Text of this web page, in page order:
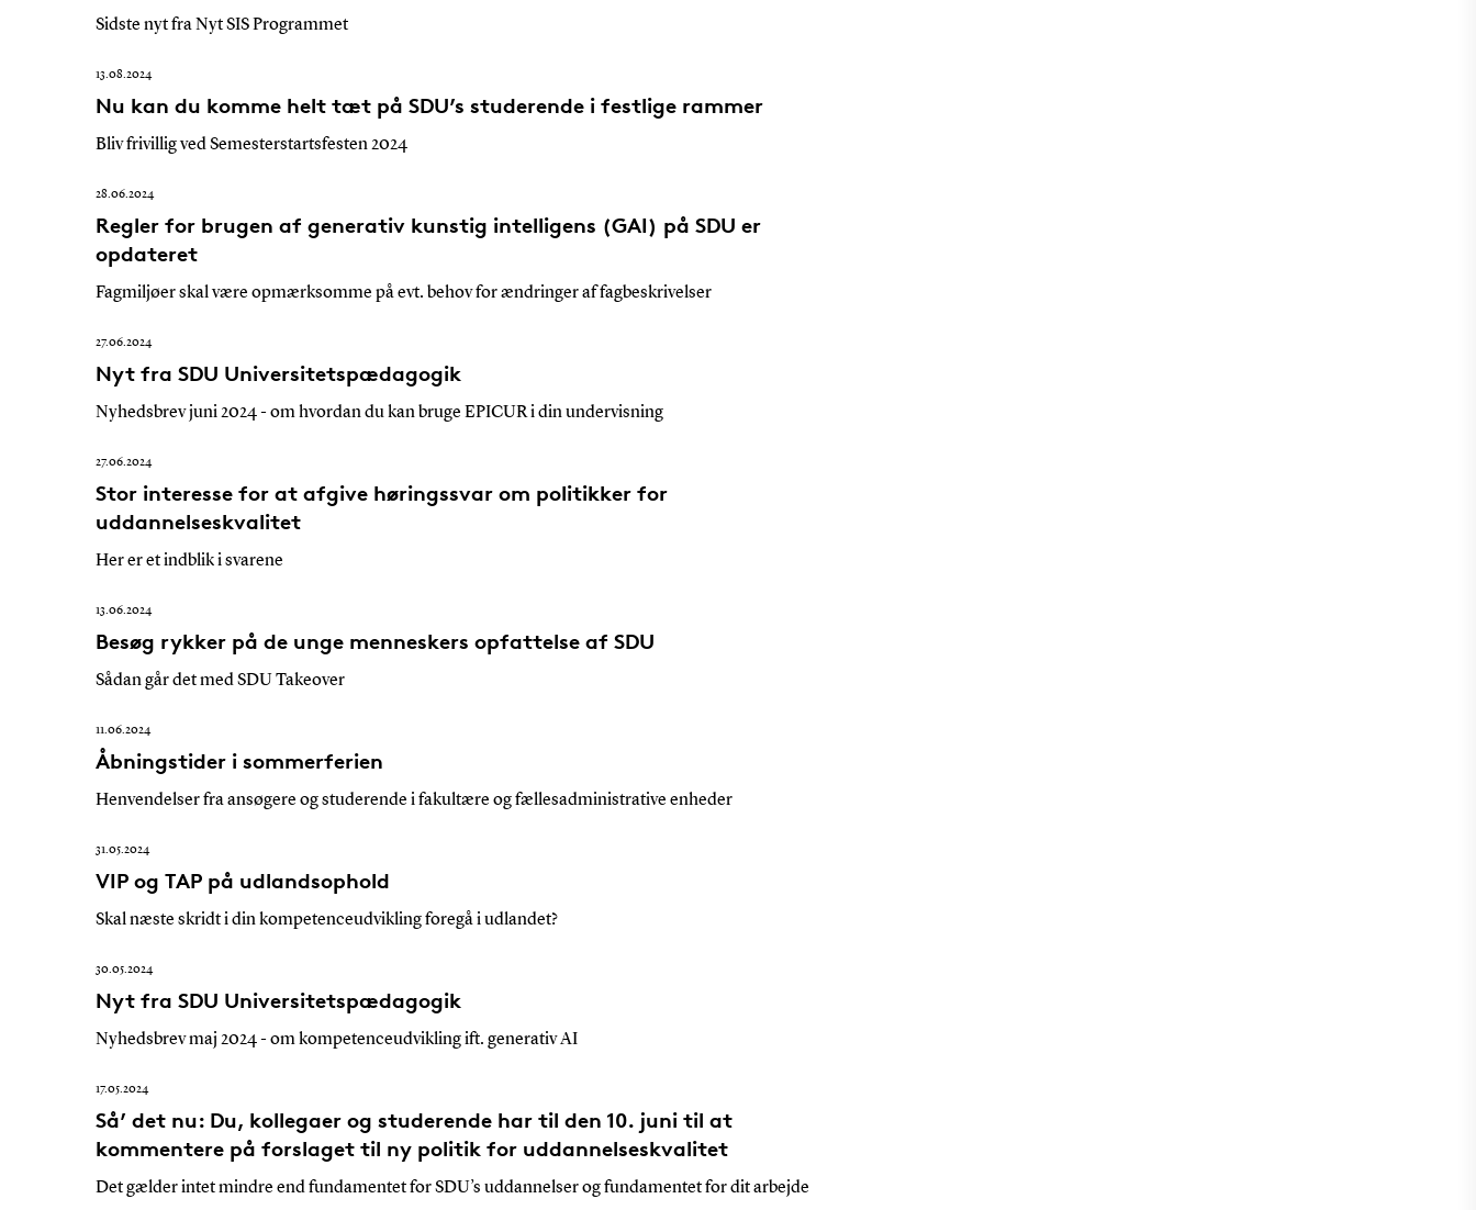
Sidste nyt fra Nyt SIS Programmet
13.08.2024
Nu kan du komme helt tæt på SDU’s studerende i festlige rammer
Bliv frivillig ved Semesterstartsfesten 2024
28.06.2024
Regler for brugen af generativ kunstig intelligens (GAI) på SDU er
opdateret
Fagmiljøer skal være opmærksomme på evt. behov for ændringer af fagbeskrivelser
27.06.2024
Nyt fra SDU Universitetspædagogik
Nyhedsbrev juni 2024 - om hvordan du kan bruge EPICUR i din undervisning
27.06.2024
Stor interesse for at afgive høringssvar om politikker for
uddannelseskvalitet
Her er et indblik i svarene
13.06.2024
Besøg rykker på de unge menneskers opfattelse af SDU
Sådan går det med SDU Takeover
11.06.2024
Åbningstider i sommerferien
Henvendelser fra ansøgere og studerende i fakultære og fællesadministrative enheder
31.05.2024
VIP og TAP på udlandsophold
Skal næste skridt i din kompetenceudvikling foregå i udlandet?
30.05.2024
Nyt fra SDU Universitetspædagogik
Nyhedsbrev maj 2024 - om kompetenceudvikling ift. generativ AI
17.05.2024
Så’ det nu: Du, kollegaer og studerende har til den 10. juni til at
kommentere på forslaget til ny politik for uddannelseskvalitet
Det gælder intet mindre end fundamentet for SDU’s uddannelser og fundamentet for dit arbejde